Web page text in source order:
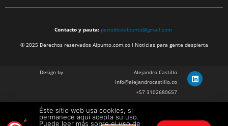
Contacto y pauta: periodicoalpunto@gmail.com
© 2025 Derechos reservados Alpunto.com.co l Noticias para gente despierta
Design by
Alejandro Castillo
info@alejandrocastillo.co
+57 3102680657
Julian Barragan Verano
julbarg@gmail.com
Éste sitio web usa cookies, si
permanece aquí acepta su uso.
Puede leer más sobre el uso de